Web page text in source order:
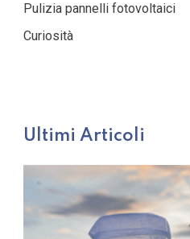
Pulizia pannelli fotovoltaici
Curiosità
Ultimi Articoli